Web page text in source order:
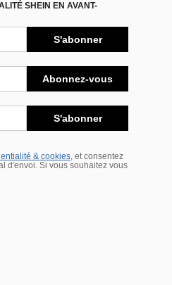
SHEIN EN AVANT-
S'abonner
Abonnez-vous
S'abonner
& cookies, et consentez
d'envoi. Si vous souhaitez vous